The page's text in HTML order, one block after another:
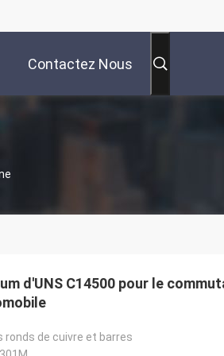
Contactez Nous
d'UNS C14500 pour le
ronds de cuivre et barres